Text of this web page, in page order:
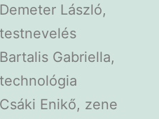
Demeter László,
testnevelés
Bartalis Gabriella,
technológia
Csáki Enikő, zene